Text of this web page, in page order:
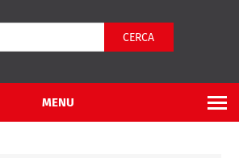
CERCA
MENU